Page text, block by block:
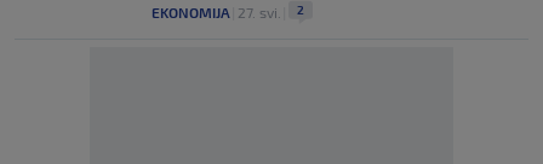
EKONOMIJA 27. svi. 2